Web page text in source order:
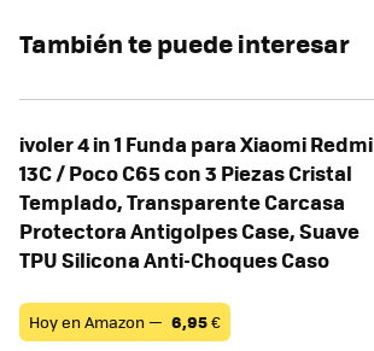
También te puede interesar
ivoler 4 in 1 Funda para Xiaomi Redmi
13C / Poco C65 con 3 Piezas Cristal
Templado, Transparente Carcasa
Protectora Antigolpes Case, Suave
TPU Silicona Anti-Choques Caso
Hoy en Amazon — 6,95€